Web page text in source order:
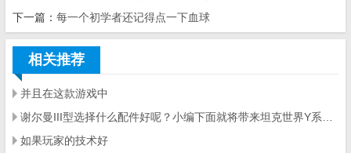
下一篇： 每一个初学者还记得点一下血球
相关推荐
并且在这款游戏中
如果玩家的技术好